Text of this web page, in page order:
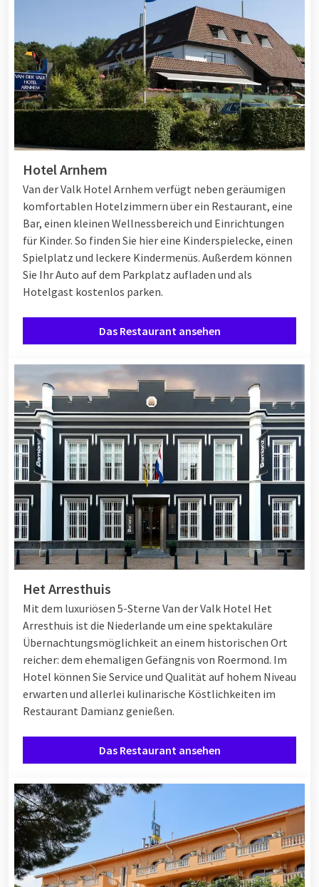
Hotel Arnhem
Van der Valk Hotel Arnhem verfügt neben geräumigen
komfortablen Hotelzimmern über ein Restaurant, eine
Bar, einen kleinen Wellnessbereich und Einrichtungen
für Kinder. So finden Sie hier eine Kinderspielecke, einen
Spielplatz und leckere Kindermenüs. Außerdem können
Sie Ihr Auto auf dem Parkplatz aufladen und als
Hotelgast kostenlos parken.
Das Restaurant ansehen
Het Arresthuis
Mit dem luxuriösen 5-Sterne Van der Valk Hotel Het
Arresthuis ist die Niederlande um eine spektakuläre
Übernachtungsmöglichkeit an einem historischen Ort
reicher: dem ehemaligen Gefängnis von Roermond. Im
Hotel können Sie Service und Qualität auf hohem Niveau
erwarten und allerlei kulinarische Köstlichkeiten im
Restaurant Damianz genießen.
Das Restaurant ansehen